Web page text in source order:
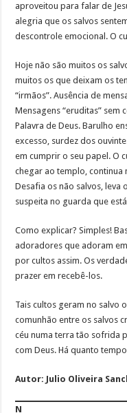
aproveitou para falar de
alegria que os salvos
descontrole emocional. O
Hoje não são muitos os
muitos os que deixam os
“irmãos”. Ausência de
Mensagens “eruditas”
Palavra de Deus. Barulho
excesso, surdez dos
em cumprir o seu papel. O
chegar ao templo,
Desafia os não salvos, leva
suspeita no guarda que
Como explicar? Simples!
adoradores que adoram
por cultos assim. Os
prazer em recebê-los.
Tais cultos geram no salvo
comunhão entre os salvos
céu numa terra tão sofrida
com Deus. Há quanto
Autor: Julio Oliveira
N